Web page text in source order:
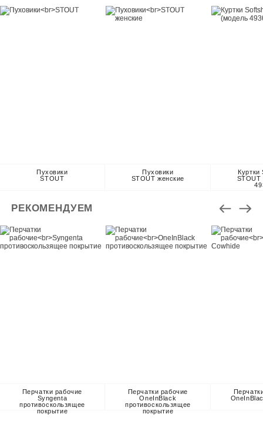
Пуховики
STOUT
Пуховики
STOUT женские
Куртки
РЕКОМЕНДУЕМ
Перчатки рабочие
Syngenta
противоскользящее
покрытие
Перчатки рабочие
OneInBlack
противоскользящее
покрытие